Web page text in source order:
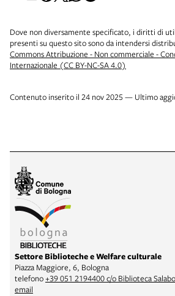
Dove non diversamente specificato, i diritti di
presenti su questo sito sono da intendersi
Commons Attribuzione - Non commerciale -
Internazionale (CC BY-NC-SA 4.0)
Contenuto inserito il 24 nov 2025 — Ultimo
Settore Biblioteche e Welfare culturale
Piazza Maggiore, 6, Bologna
telefono+39 051 2194400 c/o Biblioteca
email